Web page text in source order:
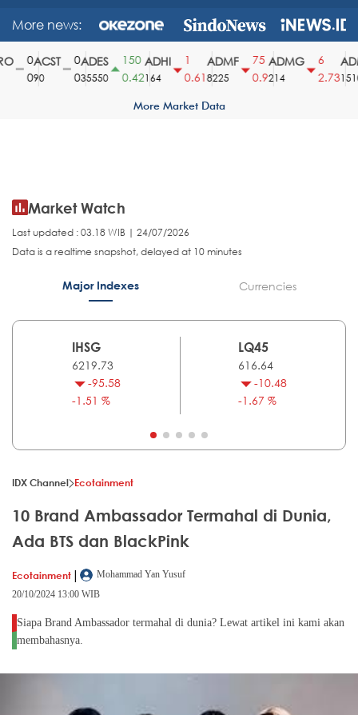
More news:
ACST
90
ADES
35550
150
0.42
ADHI
164
0.61
ADMF
8225
75
0.9
ADMG
214
2.731510
More Market Data
Market Watch
Last updated : 03.18 WIB | 24/07/2026
Data is a realtime snapshot, delayed at 10 minutes
Major Indexes Currencies
IHSG
6219.73
-95.58
-1.51 %
LQ45
616.64
-10.48
-1.67 %
IDX Channel Ecotainment
10 Brand Ambassador Termahal di Dunia,
Ada BTS dan BlackPink
Ecotainment |
Mohammad Yan Yusuf
20/10/2024 13:00 WIB
Siapa Brand Ambassador termahal di dunia? Lewat artikel ini kami akan
membahasnya.